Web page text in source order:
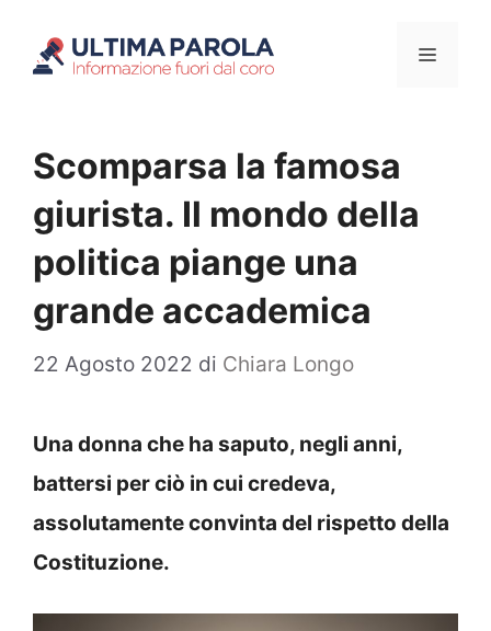
Menu
Scomparsa la famosa
giurista. Il mondo della
politica piange una
grande accademica
22 Agosto 2022 di Chiara Longo
Una donna che ha saputo, negli anni,
battersi per ciò in cui credeva,
assolutamente convinta del rispetto della
Costituzione.